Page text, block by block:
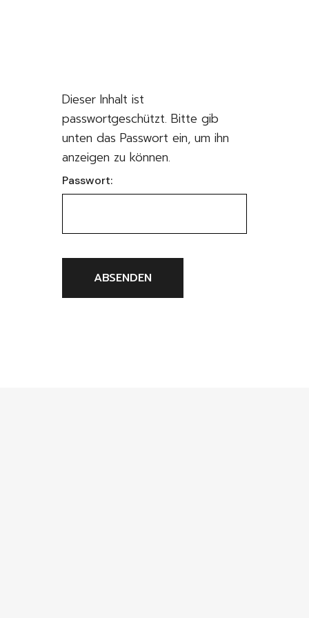
Dieser Inhalt ist
passwortgeschützt. Bitte gib
unten das Passwort ein, um ihn
anzeigen zu können.
Passwort: